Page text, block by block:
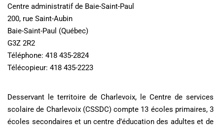
Centre administratif de Baie-Saint-Paul
200, rue Saint-Aubin
Baie-Saint-Paul (Québec)
G3Z 2R2
Téléphone: 418 435-2824
Télécopieur: 418 435-2223
Desservant le territoire de Charlevoix, le Centre de services
scolaire de Charlevoix (CSSDC) compte 13 écoles primaires, 3
écoles secondaires et un centre d’éducation des adultes et de